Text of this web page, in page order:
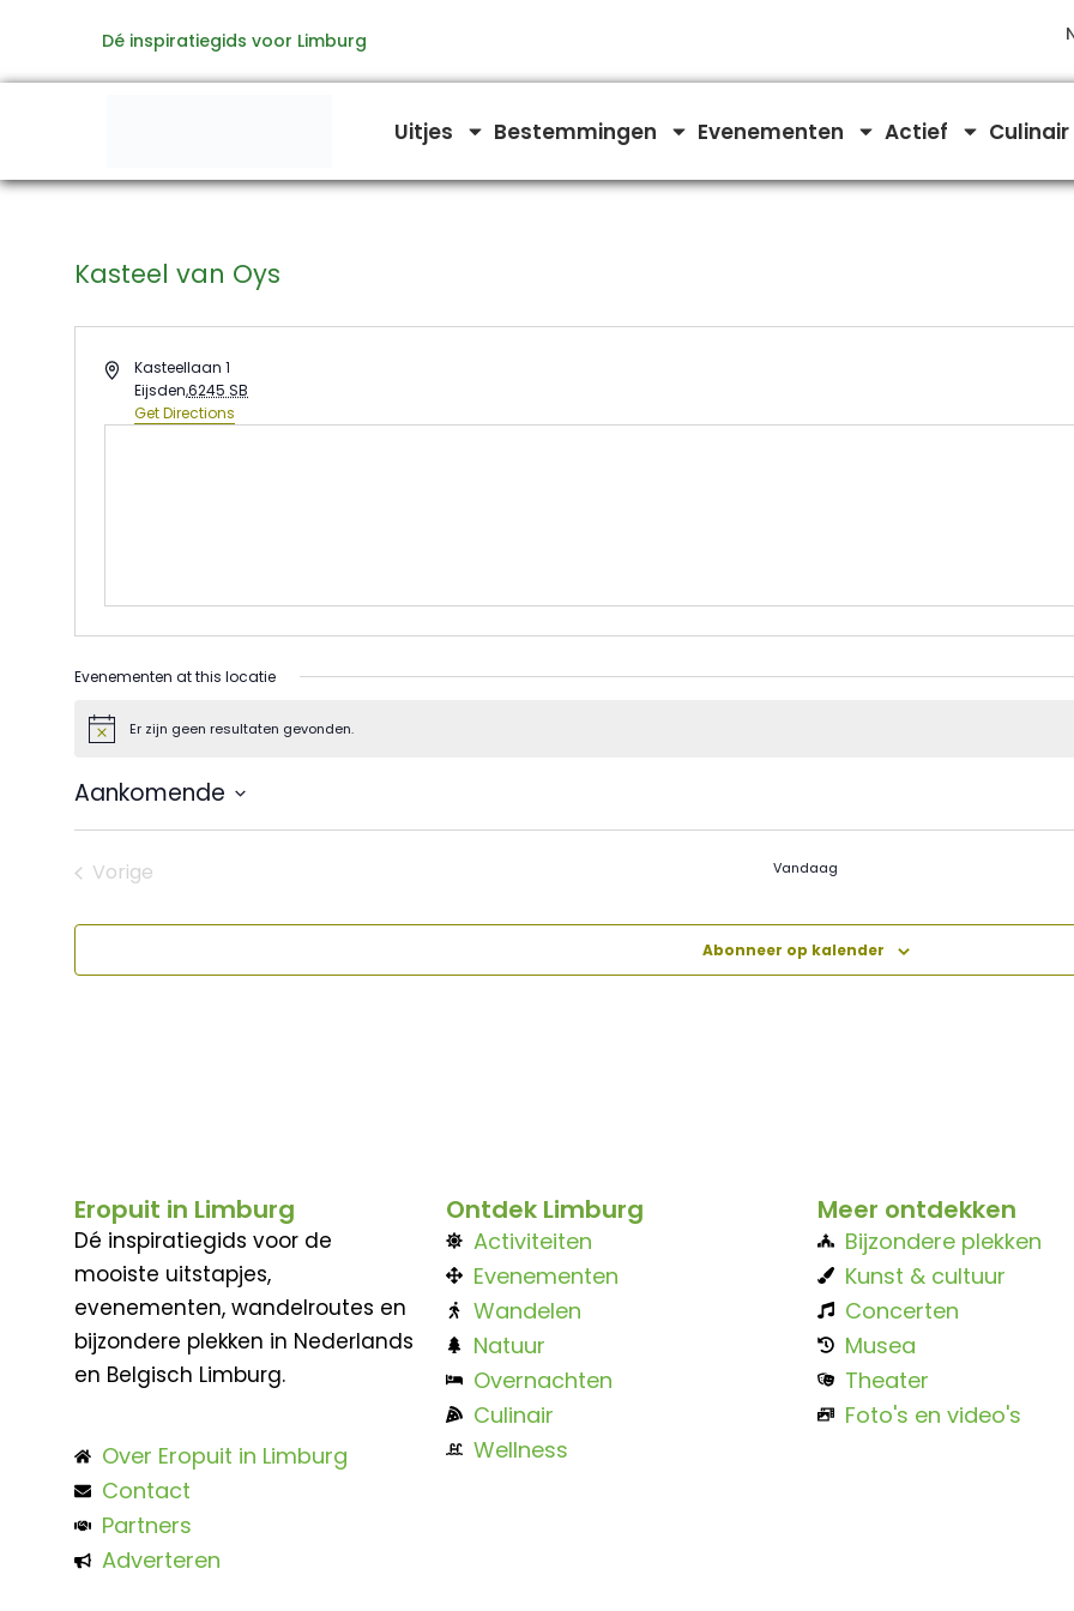
de
Dé inspiratiegids voor Limburg
Uitjes Bestemmingen Evenementen Actief Culinair
Kasteel van Oys
AddressKasteellaan 1
Eijsden,6245 SB
Get Directions
Evenementen at this locatie
BerichtEr zijn geen resultaten gevonden.
Aankomende
datum.
Vorige
Vandaag
Abonneer op kalender
Eropuit in Limburg
Dé inspiratiegids voor de
mooiste uitstapjes,
evenementen, wandelroutes en
bijzondere plekken in Nederlands
en Belgisch Limburg.
Over Eropuit in Limburg
Contact
Partners
Adverteren
Ontdek Limburg
Activiteiten
Evenementen
Wandelen
Natuur
Overnachten
Culinair
Wellness
Meer ontdekken
Bijzondere plekken
Kunst & cultuur
Concerten
Musea
Theater
Foto's en video's